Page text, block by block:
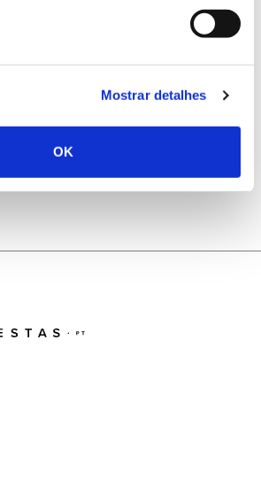
Mostrar detalhes
OK
procuram jovens voluntários